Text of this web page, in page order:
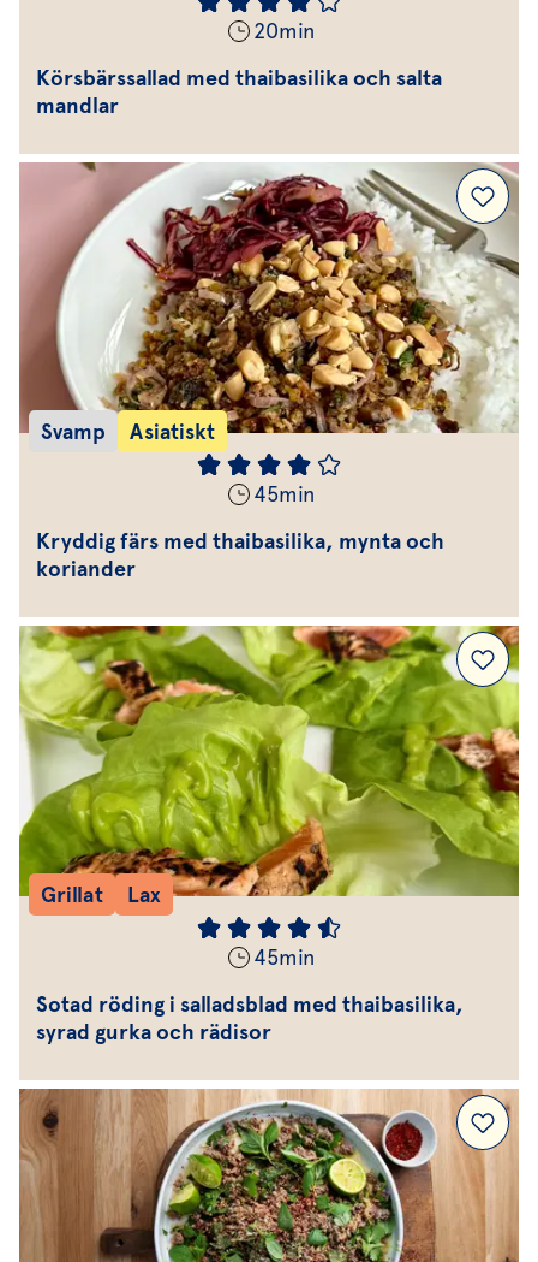
20min
Körsbärssallad med thaibasilika och salta
mandlar
Svamp Asiatiskt
45min
Kryddig färs med thaibasilika, mynta och
koriander
Grillat Lax
45min
Sotad röding i salladsblad med thaibasilika,
syrad gurka och rädisor